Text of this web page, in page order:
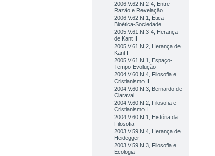
2006,V.62,N.2-4, Entre
Razão e Revelação
2006,V.62,N.1, Ética-
Bioética-Sociedade
2005,V.61,N.3-4, Herança
de Kant II
2005,V.61,N.2, Herança de
Kant I
2005,V.61,N.1, Espaço-
Tempo-Evolução
2004,V.60,N.4, Filosofia e
Cristianismo II
2004,V.60,N.3, Bernardo de
Claraval
2004,V.60,N.2, Filosofia e
Cristianismo I
2004,V.60,N.1, História da
Filosofia
2003,V.59,N.4, Herança de
Heidegger
2003,V.59,N.3, Filosofia e
Ecologia